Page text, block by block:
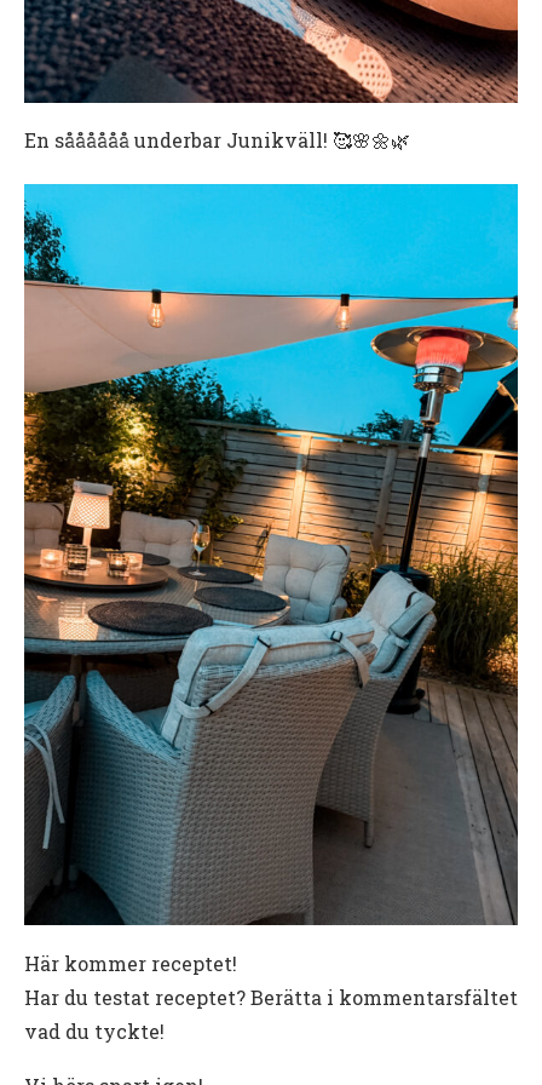
En såååååå underbar Junikväll! 🥰🌸🌼🌿
Här kommer receptet!
Har du testat receptet? Berätta i kommentarsfältet
vad du tyckte!